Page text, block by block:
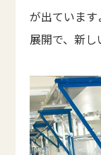
が出ていま
展開で、新し